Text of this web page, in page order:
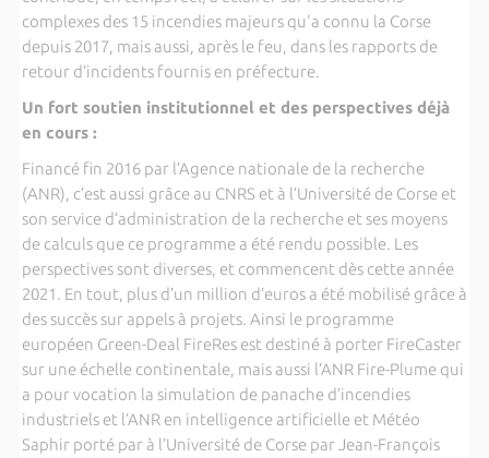
complexes des 15 incendies majeurs qu'a connu la Corse
depuis 2017, mais aussi, après le feu, dans les rapports de
retour d’incidents fournis en préfecture.
Un fort soutien institutionnel et des perspectives déjà
en cours :
Financé fin 2016 par l’Agence nationale de la recherche
(ANR), c’est aussi grâce au CNRS et à l’Université de Corse et
son service d’administration de la recherche et ses moyens
de calculs que ce programme a été rendu possible. Les
perspectives sont diverses, et commencent dès cette année
2021. En tout, plus d’un million d’euros a été mobilisé grâce à
des succès sur appels à projets. Ainsi le programme
européen Green-Deal FireRes est destiné à porter FireCaster
sur une échelle continentale, mais aussi l’ANR Fire-Plume qui
a pour vocation la simulation de panache d’incendies
industriels et l’ANR en intelligence artificielle et Météo
Saphir porté par à l’Université de Corse par Jean-François